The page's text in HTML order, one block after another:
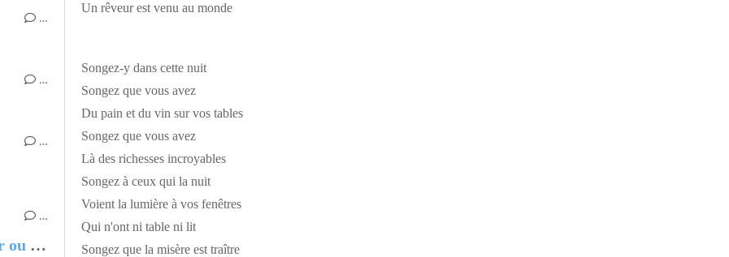
Un rêveur est venu au monde
Songez-y dans cette nuit
Songez que vous avez
Du pain et du vin sur vos tables
Songez que vous avez
Là des richesses incroyables
Songez à ceux qui la nuit
Voient la lumière à vos fenêtres
Qui n'ont ni table ni lit
Songez que la misère est traître
…
…
…
…
Chantal MARIE-ROSE, Partir ou rester - Les clés pour évoluer professionnellement sans regret